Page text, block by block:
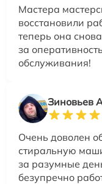
Мастера
восстановили
теперь она
за
обслуживания!
Зиновьев
Очень доволен
стиральную
за разумные
безупречно